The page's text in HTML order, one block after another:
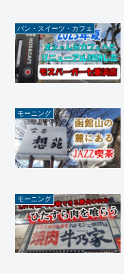
パン・スイーツ・カフェ
モーニング
モーニング